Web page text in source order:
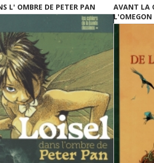
L' OMBRE DE PETER PAN
AVANT LA
L'OMEGON